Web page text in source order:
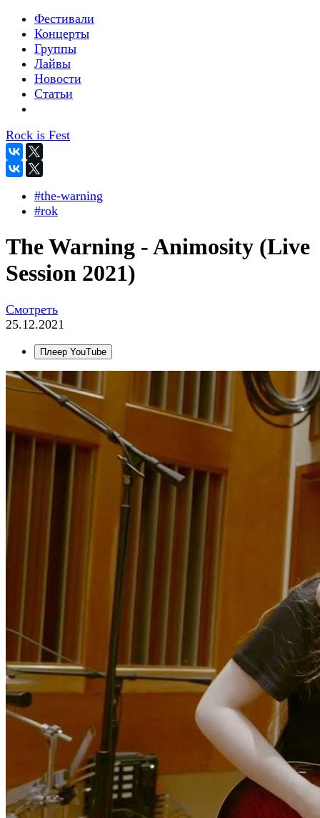
Фестивали
Концерты
Группы
Лайвы
Новости
Статьи
Rock is Fest
#the-warning
#rok
The Warning - Animosity (Live
Session 2021)
Смотреть
25.12.2021
Плеер YouTube